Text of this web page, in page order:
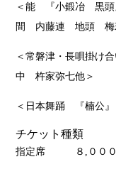
＜能 『小鍛冶 黒
間 内藤連 地頭 梅
＜常磐津・長唄掛け
中 杵家弥七他＞
＜日本舞踊 『楠公
チケット種類
指定席 ８,０００